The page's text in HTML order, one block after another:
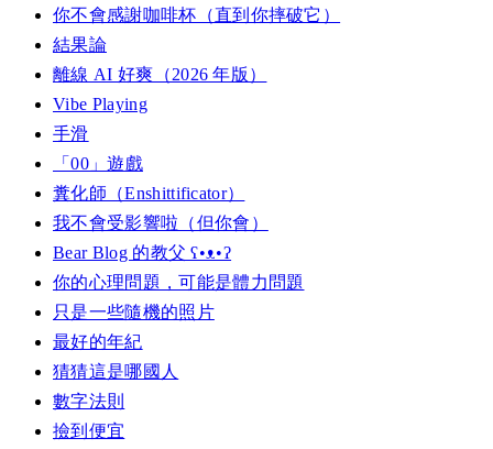
你不會感謝咖啡杯（直到你摔破它）
結果論
離線 AI 好爽（2026 年版）
Vibe Playing
手滑
「00」遊戲
糞化師（Enshittificator）
我不會受影響啦（但你會）
Bear Blog 的教父 ʕ•ᴥ•ʔ
你的心理問題，可能是體力問題
只是一些隨機的照片
最好的年紀
猜猜這是哪國人
數字法則
撿到便宜